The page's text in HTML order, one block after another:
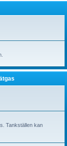
Tankställen kan